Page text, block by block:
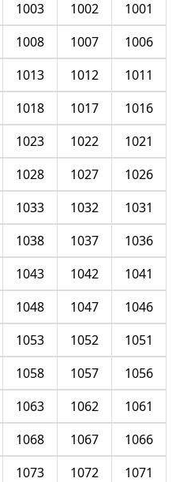
1001
1002
1003
1006
1007
1008
1011
1012
1013
1016
1017
1018
1021
1022
1023
1026
1027
1028
1031
1032
1033
1036
1037
1038
1041
1042
1043
1046
1047
1048
1051
1052
1053
1056
1057
1058
1061
1062
1063
1066
1067
1068
1071
1072
1073